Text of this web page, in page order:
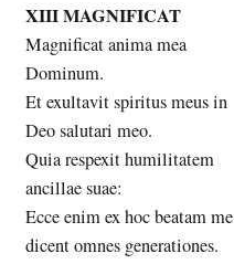
XIII MAGNIFICAT
Magnificat anima mea
Dominum.
Et exultavit spiritus meus in
Deo salutari meo.
Quia respexit humilitatem
ancillae suae:
Ecce enim ex hoc beatam me
dicent omnes generationes.